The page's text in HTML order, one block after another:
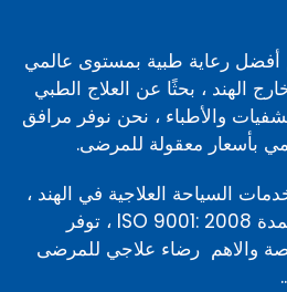
أفضل رعاية طبية بمستوى عالمي
الهند ، بحثًا عن العلاج الطبي
والأطباء ، نحن نوفر مرافق
بأسعار معقولة للمرضى.
السياحة العلاجية في الهند ،
كيورانديا هي مؤسسة معتمدة ISO 9001: 2008 ، توفر
والاهم رضاء علاجي للمرضى